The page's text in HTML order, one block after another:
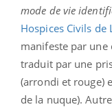
mode de vie
Hospices Civils de
manifeste par
traduit par une
(arrondi et rouge)
de la nuque).